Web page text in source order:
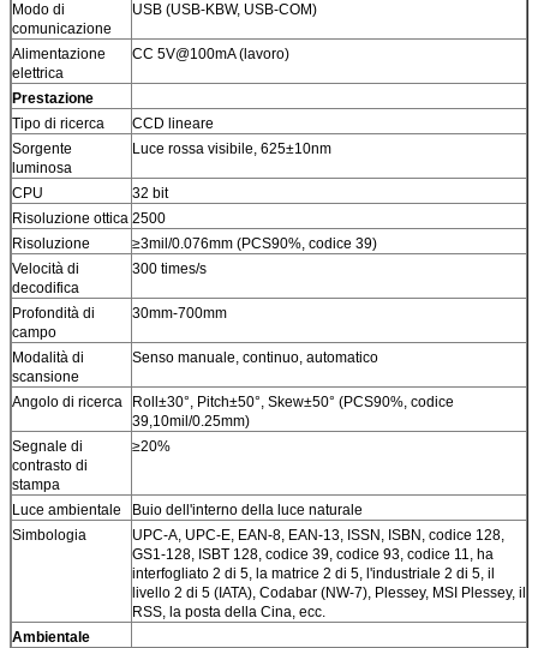
Modo di
comunicazione
USB (USB-KBW, USB-COM)
Alimentazione
elettrica
CC 5V@100mA (lavoro)
Prestazione
Tipo di ricerca
CCD lineare
Sorgente
luminosa
Luce rossa visibile, 625±10nm
CPU
32 bit
Risoluzione ottica 2500
Risoluzione
≥3mil/0.076mm (PCS90%, codice 39)
Velocità di
decodifica
300 times/s
Profondità di
campo
30mm-700mm
Modalità di
scansione
Senso manuale, continuo, automatico
Angolo di ricerca
Roll±30°, Pitch±50°, Skew±50° (PCS90%, codice
39,10mil/0.25mm)
Segnale di
contrasto di
stampa
≥20%
Luce ambientale
Buio dell'interno della luce naturale
Simbologia
UPC-A, UPC-E, EAN-8, EAN-13, ISSN, ISBN, codice 128,
GS1-128, ISBT 128, codice 39, codice 93, codice 11, ha
interfogliato 2 di 5, la matrice 2 di 5, l'industriale 2 di 5, il
livello 2 di 5 (IATA), Codabar (NW-7), Plessey, MSI Plessey, il
RSS, la posta della Cina, ecc.
Ambientale